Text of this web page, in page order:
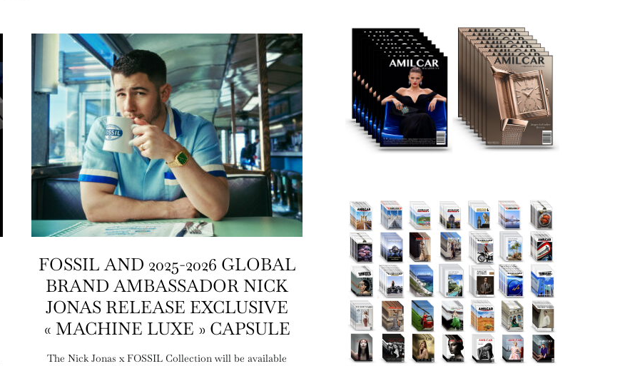
FOSSIL AND 2025-2026 GLOBAL
BRAND AMBASSADOR NICK
JONAS RELEASE EXCLUSIVE
« MACHINE LUXE » CAPSULE
The Nick Jonas x FOSSIL Collection will be available